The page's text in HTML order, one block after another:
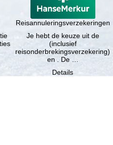
Reisannuleringsverzekeringen
Je hebt de keuze uit de
(inclusief
reisonderbrekingsverzekering)
en . De …
Details